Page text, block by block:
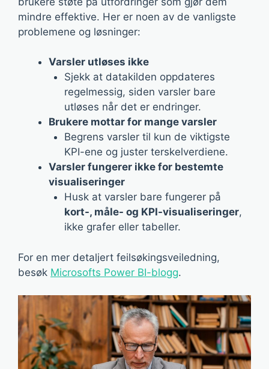
mindre effektive. Her er noen av de vanligste
problemene og løsninger:
Varsler utløses ikke
Sjekk at datakilden oppdateres
regelmessig, siden varsler bare
utløses når det er endringer.
Brukere mottar for mange varsler
Begrens varsler til kun de viktigste
KPI-ene og juster terskelverdiene.
Varsler fungerer ikke for bestemte
visualiseringer
Husk at varsler bare fungerer på
kort-, måle- og KPI-visualiseringer,
ikke grafer eller tabeller.
For en mer detaljert feilsøkingsveiledning,
besøk Microsofts Power BI-blogg.